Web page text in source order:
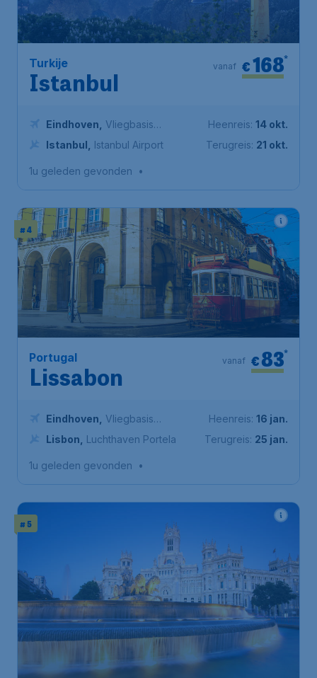
Turkije
Istanbul
€168*
vanaf
Eindhoven
Vliegbasis
Eindhoven
Istanbul Istanbul Airport
Heenreis: 14 okt.
Terugreis: 21 okt.
1u geleden gevonden •
# 4
Portugal
Lissabon
€83*
vanaf
Eindhoven
Vliegbasis
Eindhoven
Lisbon Luchthaven Portela
Heenreis: 16 jan.
Terugreis: 25 jan.
1u geleden gevonden •
# 5
€89
vanaf